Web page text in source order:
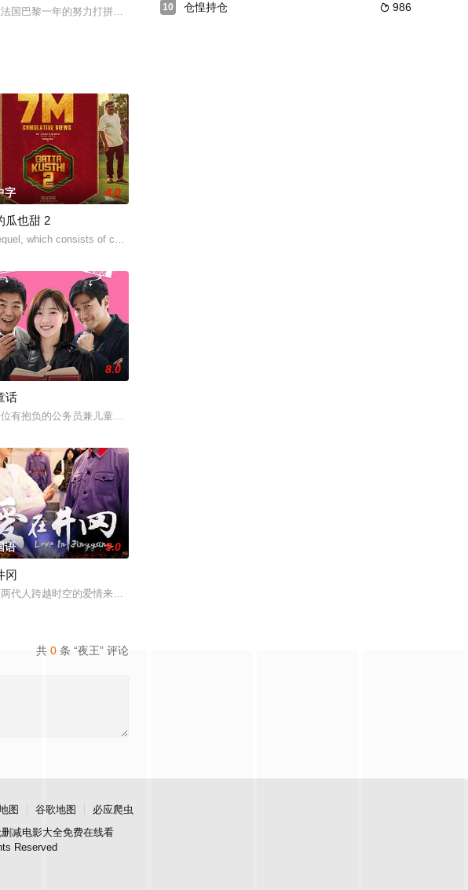
贵利工打手排骨（
柜台后面画着从未被出版的火箭猴超
也不认识，开始审案子，有罪无罪要全体一致通过才行，多数时候会一致说无罪。不过由其中
国巴黎一年的努力打拼，千秋真一（玉木宏 饰）渐渐成长为备受瞩目的指挥家，野田惠在音乐学院的
達
桥，为她安排相亲。原来，雅斯敏的约会对象是乌塔玛，
legacy by fol
字 4.0
瓜也甜 2
which consists of consecutive events following the
利益得失，她
场仅有一次的演出再度合体，前提是他们得克服接踵而来
und Lena
8.0
话
有抱负的公务员兼儿童故事作家（朴智炫 饰演）故事，毕业后梦想写儿童故事，但被分配到青少年保
追金，虚荣等错误的观念，让人在捧腹之余感受到人性人
家中，为了找回丢失的东西，宏光无意中伪装成车王与薇薇进行交往，一场错位的爱情故事
语 9.0
冈
代人跨越时空的爱情来演绎吉安老区人民的创业故事、幸福故事、追梦故事。脱贫不松劲，致富再出
共 0 条 “夜王” 评论
10  986
仓惶持仓
图 谷歌地图
必应爬虫
减电影大全免费在线看
Reserved